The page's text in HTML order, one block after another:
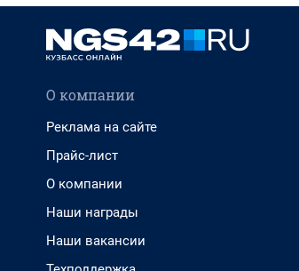
О компании
Реклама на сайте
Прайс-лист
О компании
Наши награды
Наши вакансии